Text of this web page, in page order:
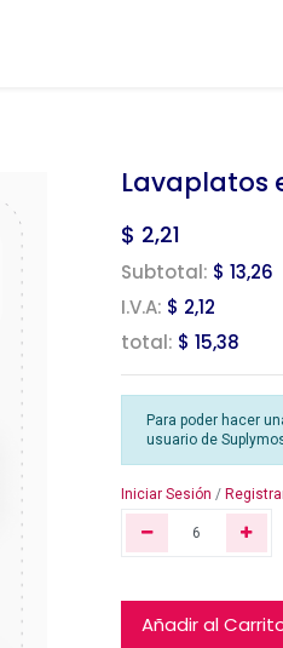
Lavaplatos
$ 2,21
Subtotal: $ 13,26
I.V.A: $ 2,12
total: $ 15,38
Para poder hacer
usuario de
Iniciar Sesión /
Añadir al